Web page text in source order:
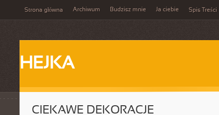
Strona główna Archiwum Budzisz mnie Ja ciebie Spis Treści
HEJKA
CIEKAWE DEKORACJE